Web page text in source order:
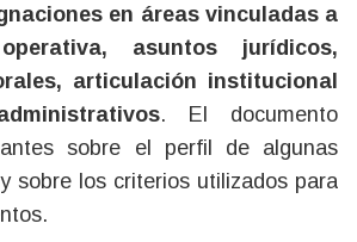
en áreas vinculadas a
asuntos jurídicos,
articulación institucional
. El documento
sobre el perfil de algunas
sobre los criterios utilizados para